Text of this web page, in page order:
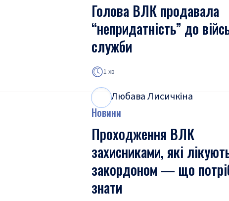
Голова ВЛК продавала
“непридатність” до
служби
1 хв
Любава Лисичкіна
Новини
Проходження ВЛК
захисниками, які
закордоном — що
знати